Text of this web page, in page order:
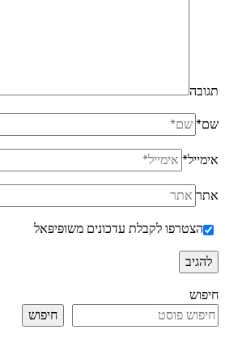
תגובה
שם*
אימייל*
אתר
הצטרפו לקבלת עדכונים משופּיפּאל
חיפוש
חיפוש